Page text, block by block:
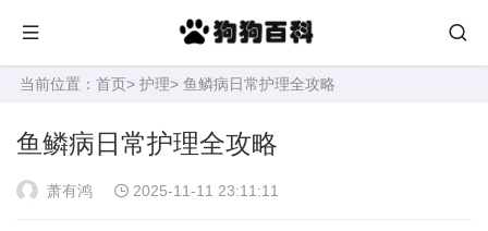
当前位置： 首页> 护理> 鱼鳞病日常护理全攻略
鱼鳞病日常护理全攻略
萧有鸿 2025-11-11 23:11:11